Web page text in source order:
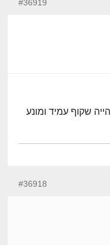
#36919
שקוף עמיד ומונע
#36918